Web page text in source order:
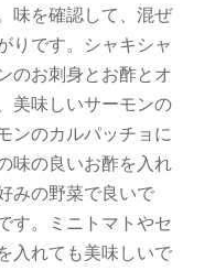
味を確認して、混ぜ
りです。シャキシャ
のお刺身とお酢とオ
美味しいサーモンの
ンのカルパッチョに
味の良いお酢を入れ
みの野菜で良いで
す。ミニトマトやセ
入れても美味しいで